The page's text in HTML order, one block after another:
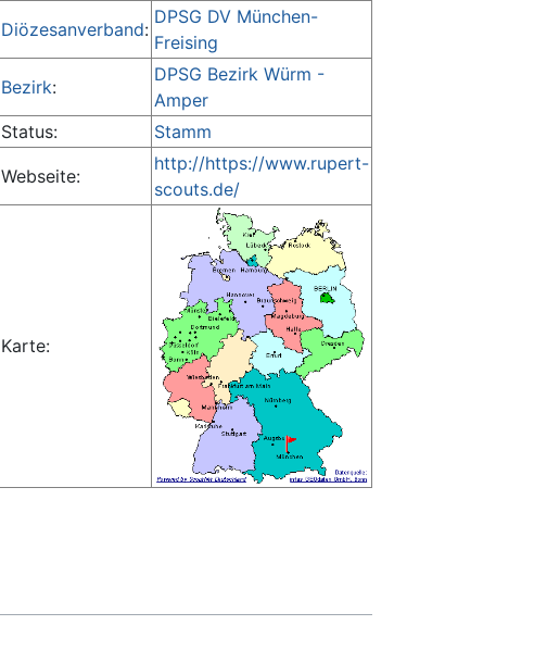
Diözesanverband:
DPSG DV München-
Freising
Bezirk:
DPSG Bezirk Würm -
Amper
Status:
Stamm
Webseite:
http://https://www.rupert-
scouts.de/
Karte: